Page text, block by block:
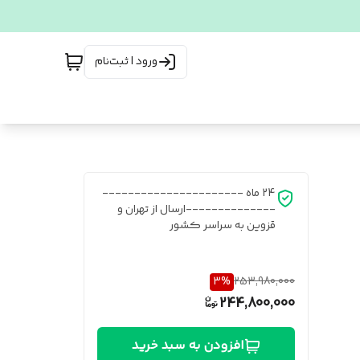
ورود | ثبت‌نام
24 ماه ----------------------
--------------ارسال از تهران و
قزوین به سراسر کشور
253,980,000
3%
244,800,000
افزودن به سبد خرید